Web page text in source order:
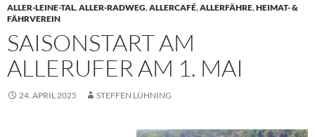
ALLER-LEINE-TAL,ALLER-RADWEG,ALLERCAFÉ,ALLERFÄHRE,HEIMAT- &
FÄHRVEREIN
SAISONSTART AM
ALLERUFER AM 1. MAI
24. APRIL 2025 STEFFEN LÜHNING